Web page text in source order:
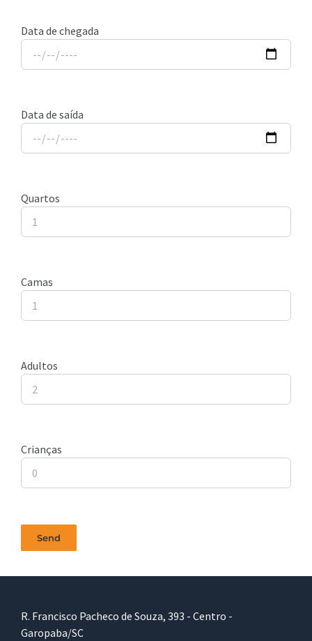
Data de chegada
Data de saída
Quartos
Camas
Adultos
Crianças
R. Francisco Pacheco de Souza, 393 - Centro -
Garopaba/SC